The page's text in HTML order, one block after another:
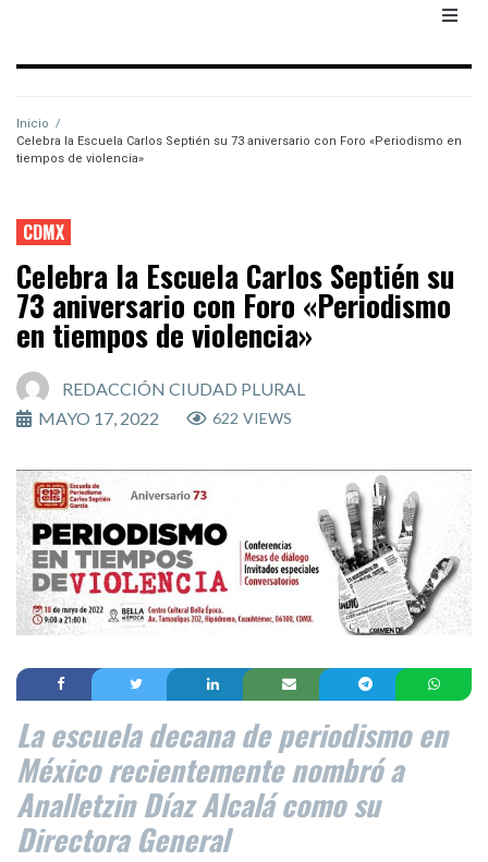
Inicio /
Celebra la Escuela Carlos Septién su 73 aniversario con Foro «Periodismo en
tiempos de violencia»
CDMX
Celebra la Escuela Carlos Septién su
73 aniversario con Foro «Periodismo
en tiempos de violencia»
REDACCIÓN CIUDAD PLURAL
MAYO 17, 2022
622 VIEWS
La escuela decana de periodismo en
México recientemente nombró a
Analletzin Díaz Alcalá como su
Directora General